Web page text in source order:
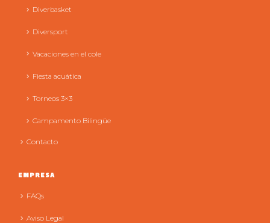
Diverbasket
Diversport
Vacaciones en el cole
Fiesta acuática
Torneos 3×3
Campamento Bilingüe
Contacto
EMPRESA
FAQs
Aviso Legal